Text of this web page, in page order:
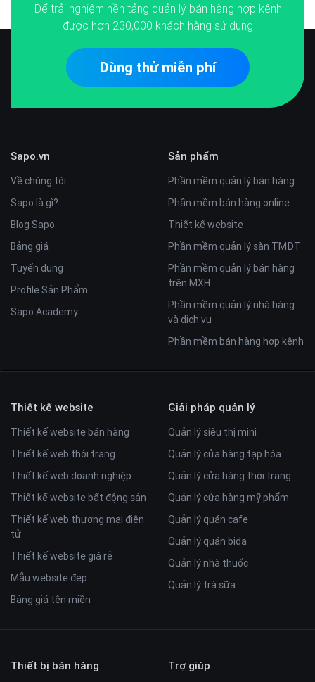
Để trải nghiệm nền tảng quản lý bán hàng hợp kênh
được hơn 230,000 khách hàng sử dụng
Dùng thử miễn phí
Sapo.vn
Về chúng tôi
Sapo là gì?
Blog Sapo
Bảng giá
Tuyển dụng
Profile Sản Phẩm
Sapo Academy
Sản phẩm
Phần mềm quản lý bán hàng
Phần mềm bán hàng online
Thiết kế website
Phần mềm quản lý sàn TMĐT
Phần mềm quản lý bán hàng
trên MXH
Phần mềm quản lý nhà hàng
và dịch vụ
Phần mềm bán hàng hợp kênh
Thiết kế website
Thiết kế website bán hàng
Thiết kế web thời trang
Thiết kế web doanh nghiệp
Thiết kế website bất động sản
Thiết kế web thương mại điện
tử
Thiết kế website giá rẻ
Mẫu website đẹp
Bảng giá tên miền
Giải pháp quản lý
Quản lý siêu thị mini
Quản lý cửa hàng tạp hóa
Quản lý cửa hàng thời trang
Quản lý cửa hàng mỹ phẩm
Quản lý quán cafe
Quản lý quán bida
Quản lý nhà thuốc
Quản lý trà sữa
Thiết bị bán hàng Trợ giúp